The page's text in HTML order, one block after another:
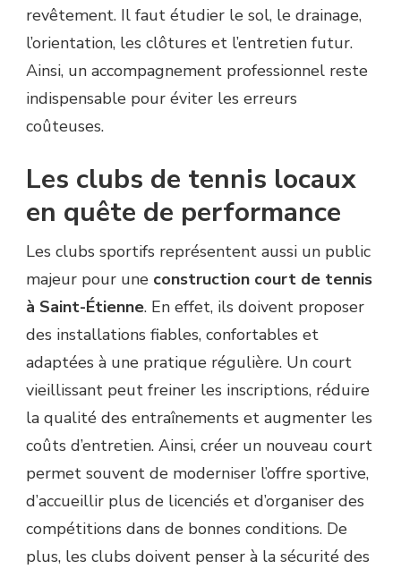
revêtement. Il faut étudier le sol, le drainage,
l’orientation, les clôtures et l’entretien futur.
Ainsi, un accompagnement professionnel reste
indispensable pour éviter les erreurs
coûteuses.
Les clubs de tennis locaux
en quête de performance
Les clubs sportifs représentent aussi un public
majeur pour une construction court de tennis
à Saint-Étienne. En effet, ils doivent proposer
des installations fiables, confortables et
adaptées à une pratique régulière. Un court
vieillissant peut freiner les inscriptions, réduire
la qualité des entraînements et augmenter les
coûts d’entretien. Ainsi, créer un nouveau court
permet souvent de moderniser l’offre sportive,
d’accueillir plus de licenciés et d’organiser des
compétitions dans de bonnes conditions. De
plus, les clubs doivent penser à la sécurité des